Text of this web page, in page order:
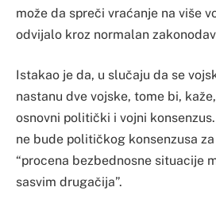
može da spreči vraćanje na više
odvijalo kroz normalan
Istakao je da, u slučaju da se
nastanu dve vojske, tome bi,
osnovni politički i vojni
ne bude političkog konsenzusa
“procena bezbednosne situacije
sasvim drugačija”.